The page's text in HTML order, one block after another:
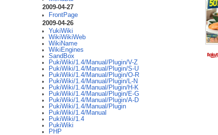
2009-04-27
FrontPage
2009-04-26
YukiWiki
WikiWikiWeb
WikiName
WikiEngines
SandBox
PukiWiki/1.4/Manual/Plugin/V-Z
PukiWiki/1.4/Manual/Plugin/S-U
PukiWiki/1.4/Manual/Plugin/O-R
PukiWiki/1.4/Manual/Plugin/L-N
PukiWiki/1.4/Manual/Plugin/H-K
PukiWiki/1.4/Manual/Plugin/E-G
PukiWiki/1.4/Manual/Plugin/A-D
PukiWiki/1.4/Manual/Plugin
PukiWiki/1.4/Manual
PukiWiki/1.4
PukiWiki
PHP